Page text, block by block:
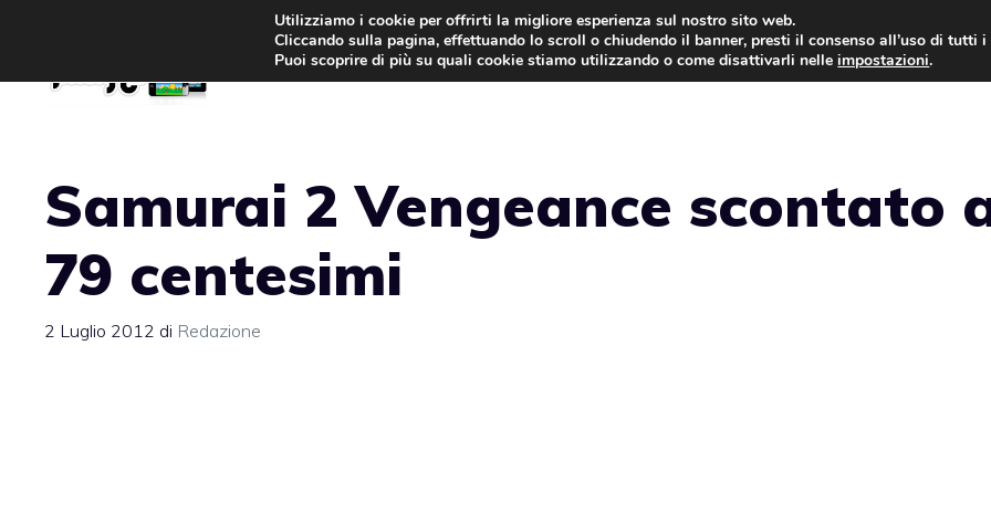
contenuto
GIOCHI NEWS
Samurai 2 Vengeance scontato
79 centesimi
2 Luglio 2012 di Redazione
Utilizziamo i cookie per offrirti la migliore esperienza sul nostro sito web.
Cliccando sulla pagina, effettuando lo scroll o chiudendo il banner, presti il consenso all’uso di tutti i
Puoi scoprire di più su quali cookie stiamo utilizzando o come disattivarli nelleimpostazioni.